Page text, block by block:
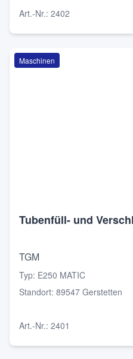
Art.-Nr.: 2402
Maschinen
Tubenfüll- und
TGM
Typ: E250 MATIC
Standort: 89547 Gerstetten
Art.-Nr.: 2401